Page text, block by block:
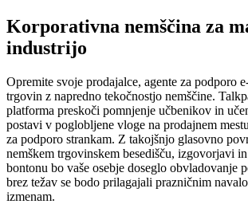
Korporativna nemščina za
industrijo
Opremite svoje prodajalce, agente za podporo
trgovin z napredno tekočnostjo nemščine.
platforma preskoči pomnjenje učbenikov in
postavi v poglobljene vloge na prodajnem
za podporo strankam. Z takojšnjo glasovno
nemškem trgovinskem besedišču, izgovorjavi
bontonu bo vaše osebje doseglo obvladovanje
brez težav se bodo prilagajali prazničnim
izmenam.